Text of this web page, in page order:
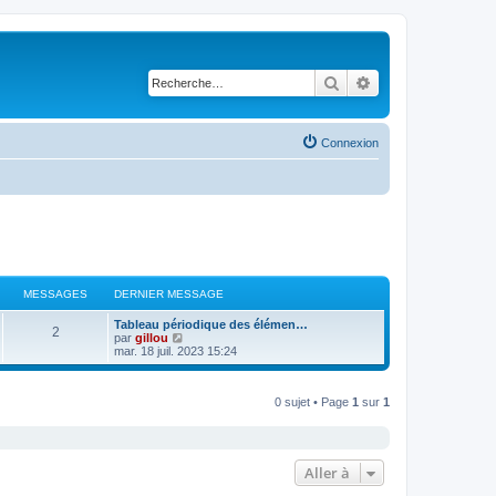
Rechercher
Connexion
MESSAGES DERNIER MESSAGE
2
Tableau périodique des élémen…
par gillou
o
i
mar. 18 juil. 2023 15:24
0 sujet • Page 1 sur 1
Aller à